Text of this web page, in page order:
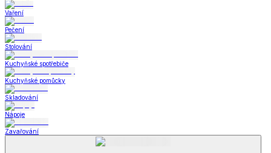
Vaření
Pečení
Stolování
Kuchyňské spotřebiče
Kuchyňské pomůcky
Skladování
Nápoje
Zavařování